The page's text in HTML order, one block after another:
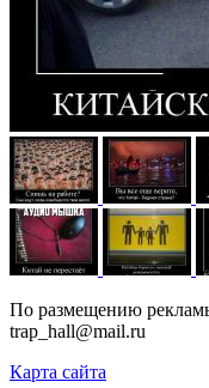
По размещению
trap_hall@mail.ru
Карта сайта